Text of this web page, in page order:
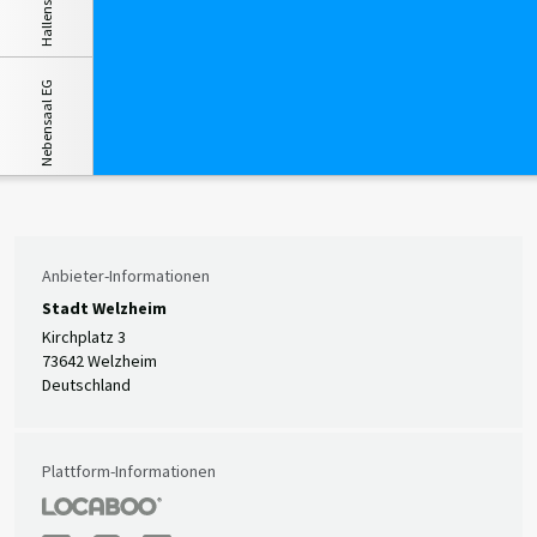
Nebensaal EG
Anbieter-Informationen
Stadt Welzheim
Kirchplatz 3
73642 Welzheim
Deutschland
Plattform-Informationen